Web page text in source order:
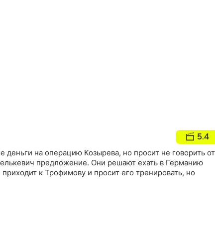
5.4
деньги на операцию Козырева, но просит не говорить от
предложение. Они решают ехать в Германию
к Трофимову и просит его тренировать, но